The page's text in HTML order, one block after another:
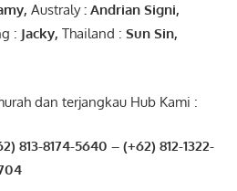
, Australy: Andrian Signi,
: Jacky, Thailand : Sun Sin,
dan terjangkau Hub Kami :
813-8174-5640 – (+62) 812-1322-